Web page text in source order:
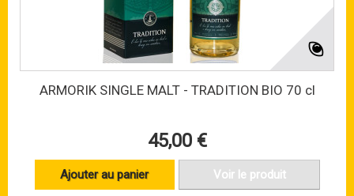
ARMORIK SINGLE MALT - TRADITION BIO 70 cl
45,00 €
Ajouter au panier Voir le produit